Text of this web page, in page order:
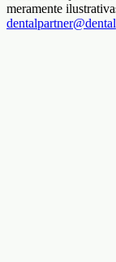
meramente